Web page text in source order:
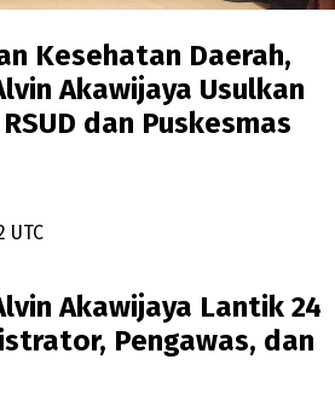
Kesehatan Daerah,
Akawijaya Usulkan
dan Puskesmas
UTC
Akawijaya Lantik 24
Pengawas, dan